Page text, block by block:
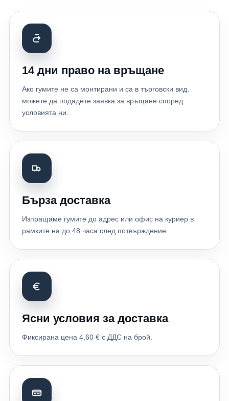
14 дни право на връщане
Ако гумите не са монтирани и са в търговски вид,
можете да подадете заявка за връщане според
условията ни.
Бърза доставка
Изпращаме гумите до адрес или офис на куриер в
рамките на до 48 часа след потвърждение.
Ясни условия за доставка
Фиксирана цена 4,60 € с ДДС на брой.